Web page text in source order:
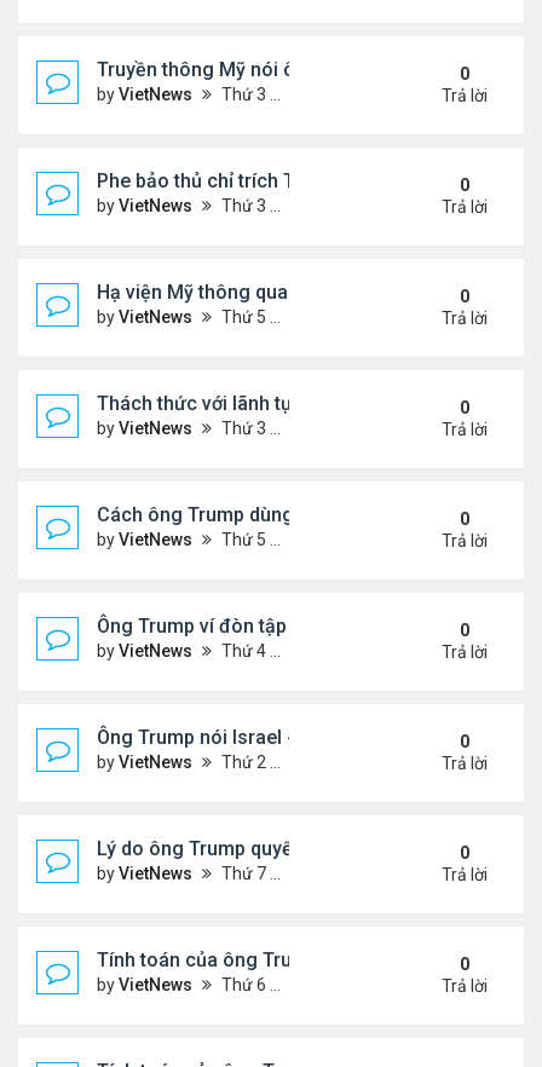
Truyền thông Mỹ nói ông Trump muốn chuyển 10
byVietNews Thứ 3 Tháng 7 08, 2025 5:14 pm
0
Trả lời
Phe bảo thủ chỉ trích Tổng thống Iran 'mềm
byVietNews Thứ 3 Tháng 7 08, 2025 8:27 am
0
Trả lời
Hạ viện Mỹ thông qua 'dự luật to đẹp'
byVietNews Thứ 5 Tháng 7 03, 2025 4:26 pm
0
Trả lời
Thách thức với lãnh tụ tối cao Iran hậu xung đột
byVietNews Thứ 3 Tháng 7 01, 2025 8:46 am
0
Trả lời
Cách ông Trump dùng mạng xã hội để dập lửa
byVietNews Thứ 5 Tháng 6 26, 2025 4:33 pm
0
Trả lời
Ông Trump ví đòn tập kích Iran với vụ ném bom
byVietNews Thứ 4 Tháng 6 25, 2025 5:43 pm
0
Trả lời
Ông Trump nói Israel - Iran đạt thỏa thuận ngừng
byVietNews Thứ 2 Tháng 6 23, 2025 5:45 pm
0
Trả lời
Lý do ông Trump quyết định không kích Iran
byVietNews Thứ 7 Tháng 6 21, 2025 11:14 pm
0
Trả lời
Tính toán của ông Trump khi lùi quyết định can
byVietNews Thứ 6 Tháng 6 20, 2025 2:44 pm
0
Trả lời